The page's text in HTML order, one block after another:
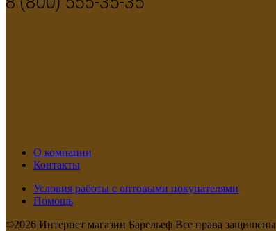
О компании
Контакты
Условия работы с оптовыми покупателями
Помощь
©2026 Интернет магазин Барельеф Все права защищены